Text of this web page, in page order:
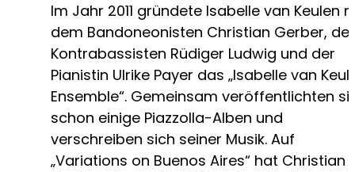
Im Jahr 2011 gründete Isabelle van Keulen
dem Bandoneonisten Christian Gerber,
Kontrabassisten Rüdiger Ludwig und der
Pianistin Ulrike Payer das „Isabelle van
Ensemble“. Gemeinsam veröffentlichten
schon einige Piazzolla-Alben und
verschreiben sich seiner Musik. Auf
„Variations on Buenos Aires“ hat Christian